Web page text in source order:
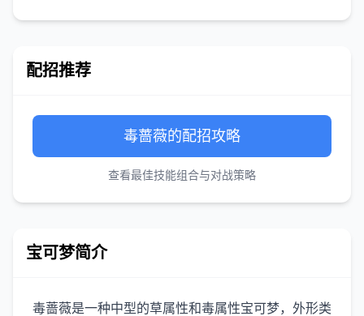
配招推荐
毒蔷薇的配招攻略
查看最佳技能组合与对战策略
宝可梦简介
毒蔷薇是一种中型的草属性和毒属性宝可梦，外形类